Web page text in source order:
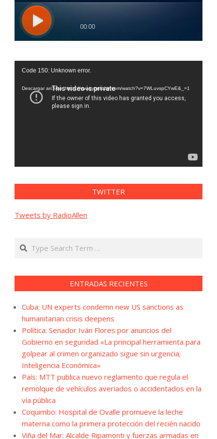
Reproductor
vídeo
Code 150: Unknown error.
Descargar archivo: https://www.youtube.com/watch?v=7WLuvspCYwE&_=1
TWITTER
Tweets by RadioAllen
Search
ENTRADAS RECIENTES
Cuba: UN experts condemn new US sanctions as
humanitarian crisis deepens
Política: Senador Iván Flores por anuncios del
Gobierno en seguridad «La principal herramienta para
golpear al crimen organizado sigue sin urgencia;
Inteligencia Económica»
País: MTT publica nuevo reglamento que regula el
remolque de vehículos averiados o accidentados en la
vía pública
Coquimbo: Hospital de Ovalle promueve la leche
materna como la primera protección del recién nacido
Viña del Mar: Alcalde Ripamonti y fuerzas armadas en